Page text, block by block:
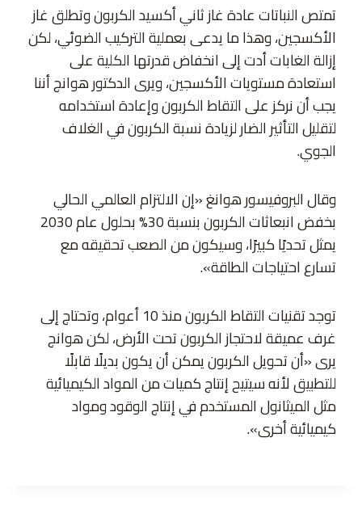
تمتص النباتات عادة غاز ثاني أكسيد الكربون وتطلق غاز
الأكسجين، وهذا ما يدعى بعملية التركيب الضوئي، لكن
إزالة الغابات أدت إلى انخفاض قدرتها الكلية على
استعادة مستويات الأكسجين، ويرى الدكتور هوانج أننا
يجب أن نركز على التقاط الكربون وإعادة استخدامه
لتقليل التأثير الضار لزيادة نسبة الكربون في الغلاف
الجوي.
وقال البروفيسور هوانغ «إن الالتزام العالمي الحالي
بخفض انبعاثات الكربون بنسبة 30% بحلول عام 2030
يمثل تحديًا كبيرًا، وسيكون من الصعب تحقيقه مع
تسارع احتياجات الطاقة».
توجد تقنيات التقاط الكربون منذ 10 أعوام، وتحتاج إلى
غرف عميقة لاحتجاز الكربون تحت الأرض، لكن هوانج
يرى «أن تحويل الكربون يمكن أن يكون بديلًا قابلًا
للتطبيق لأنه سيتيح إنتاج كميات من المواد الكيميائية
مثل الميثانول المستخدم في إنتاج الوقود ومواد
كيميائية أخرى».